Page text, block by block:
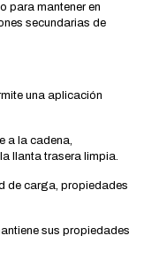
para mantener en
secundarias de
una aplicación
a la cadena,
llanta trasera limpia.
de carga, propiedades
sus propiedades